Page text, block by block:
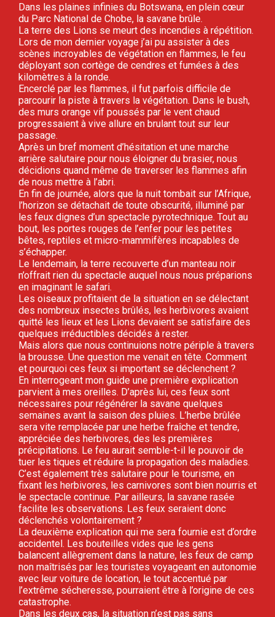
Dans les plaines infinies du Botswana, en plein cœur
du Parc National de Chobe, la savane brûle.
La terre des Lions se meurt des incendies à répétition.
Lors de mon dernier voyage j’ai pu assister à des
scènes incroyables de végétation en flammes, le feu
déployant son cortège de cendres et fumées à des
kilomètres à la ronde.
Encerclé par les flammes, il fut parfois difficile de
parcourir la piste à travers la végétation. Dans le bush,
des murs orange vif poussés par le vent chaud
progressaient à vive allure en brulant tout sur leur
passage.
Après un bref moment d’hésitation et une marche
arrière salutaire pour nous éloigner du brasier, nous
décidions quand même de traverser les flammes afin
de nous mettre à l’abri.
En fin de journée, alors que la nuit tombait sur l’Afrique,
l’horizon se détachait de toute obscurité, illuminé par
les feux dignes d’un spectacle pyrotechnique. Tout au
bout, les portes rouges de l’enfer pour les petites
bêtes, reptiles et micro-mammifères incapables de
s’échapper.
Le lendemain, la terre recouverte d’un manteau noir
n’offrait rien du spectacle auquel nous nous préparions
en imaginant le safari.
Les oiseaux profitaient de la situation en se délectant
des nombreux insectes brûlés, les herbivores avaient
quitté les lieux et les Lions devaient se satisfaire des
quelques irréductibles décidés à rester.
Mais alors que nous continuions notre périple à travers
la brousse. Une question me venait en tête. Comment
et pourquoi ces feux si important se déclenchent ?
En interrogeant mon guide une première explication
parvient à mes oreilles. D’après lui, ces feux sont
nécessaires pour régénérer la savane quelques
semaines avant la saison des pluies. L’herbe brûlée
sera vite remplacée par une herbe fraîche et tendre,
appréciée des herbivores, des les premières
précipitations. Le feu aurait semble-t-il le pouvoir de
tuer les tiques et réduire la propagation des maladies.
C’est également très salutaire pour le tourisme, en
fixant les herbivores, les carnivores sont bien nourris et
le spectacle continue. Par ailleurs, la savane rasée
facilite les observations. Les feux seraient donc
déclenchés volontairement ?
La deuxième explication qui me sera fournie est d’ordre
accidentel. Les bouteilles vides que les gens
balancent allègrement dans la nature, les feux de camp
non maîtrisés par les touristes voyageant en autonomie
avec leur voiture de location, le tout accentué par
l’extrême sécheresse, pourraient être à l’origine de ces
catastrophe.
Dans les deux cas, la situation n’est pas sans